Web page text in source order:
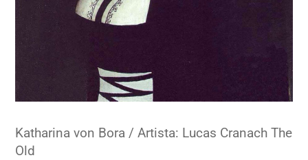
Katharina von Bora / Artista: Lucas Cranach The
Old